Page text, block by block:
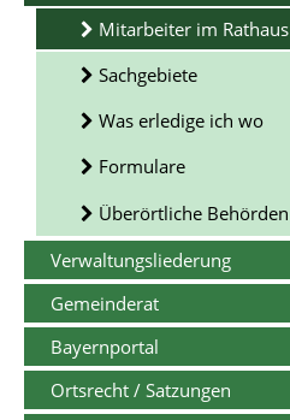
Mitarbeiter im Rathaus
Sachgebiete
Was erledige ich wo
Formulare
Überörtliche Behörden
Verwaltungsliederung
Gemeinderat
Bayernportal
Ortsrecht / Satzungen